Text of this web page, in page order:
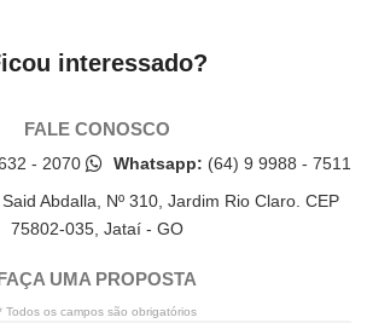
interessado?
FALE CONOSCO
- 2070 Whatsapp: (64) 9 9988 - 7511
Abdalla, Nº 310, Jardim Rio Claro. CEP
75802-035, Jataí - GO
UMA PROPOSTA
Todos os campos são obrigatórios